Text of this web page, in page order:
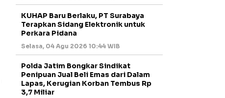
KUHAP Baru Berlaku, PT Surabaya
Terapkan Sidang Elektronik untuk
Perkara Pidana
Selasa, 04 Agu 2026 10:44 WIB
Polda Jatim Bongkar Sindikat
Penipuan Jual Beli Emas dari Dalam
Lapas, Kerugian Korban Tembus Rp
3,7 Miliar